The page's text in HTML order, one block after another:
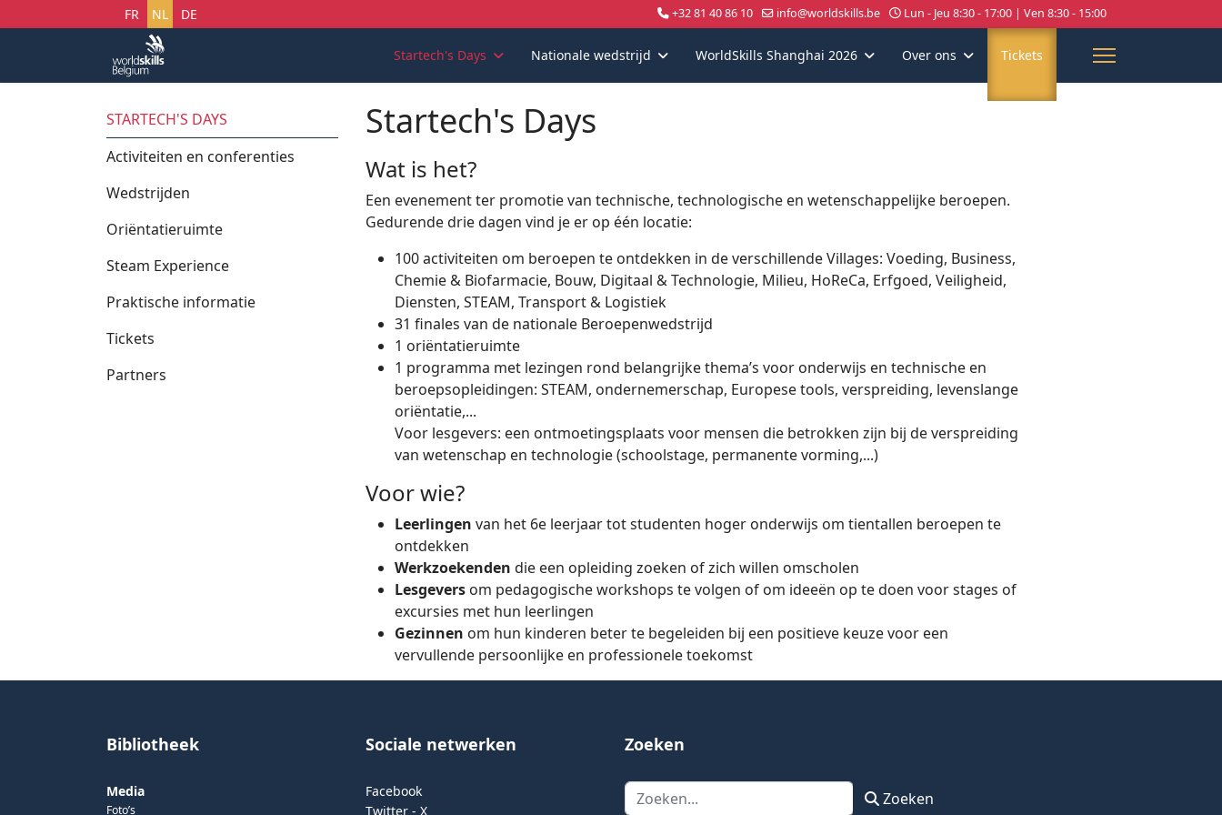
Selecteer uw taal
FR NL DE +32 81 40 86 10 info@worldskills.be Lun - Jeu 8:30 - 17:00 | Ven 8:30 - 15:00
Startech's Days Nationale wedstrijd WorldSkills Shanghai 2026 Over ons Tickets
STARTECH'S DAYS
Activiteiten en conferenties
Wedstrijden
Oriëntatieruimte
Steam Experience
Praktische informatie
Tickets
Partners
Startech's Days
Wat is het?
Een evenement ter promotie van technische, technologische en wetenschappelijke beroepen.
Gedurende drie dagen vind je er op één locatie:
100 activiteiten om beroepen te ontdekken in de verschillende Villages: Voeding, Business,
Chemie & Biofarmacie, Bouw, Digitaal & Technologie, Milieu, HoReCa, Erfgoed, Veiligheid,
Diensten, STEAM, Transport & Logistiek
31 finales van de nationale Beroepenwedstrijd
1 oriëntatieruimte
1 programma met lezingen rond belangrijke thema’s voor onderwijs en technische en
beroepsopleidingen: STEAM, ondernemerschap, Europese tools, verspreiding, levenslange
oriëntatie,...
Voor lesgevers: een ontmoetingsplaats voor mensen die betrokken zijn bij de verspreiding
van wetenschap en technologie (schoolstage, permanente vorming,...)
Voor wie?
Leerlingen van het 6e leerjaar tot studenten hoger onderwijs om tientallen beroepen te
ontdekken
Werkzoekenden die een opleiding zoeken of zich willen omscholen
Lesgevers om pedagogische workshops te volgen of om ideeën op te doen voor stages of
excursies met hun leerlingen
Gezinnen om hun kinderen beter te begeleiden bij een positieve keuze voor een
vervullende persoonlijke en professionele toekomst
Bibliotheek
Media
Foto’s
Sociale netwerken
Facebook
Twitter - X
Zoeken
Zoeken Zoeken